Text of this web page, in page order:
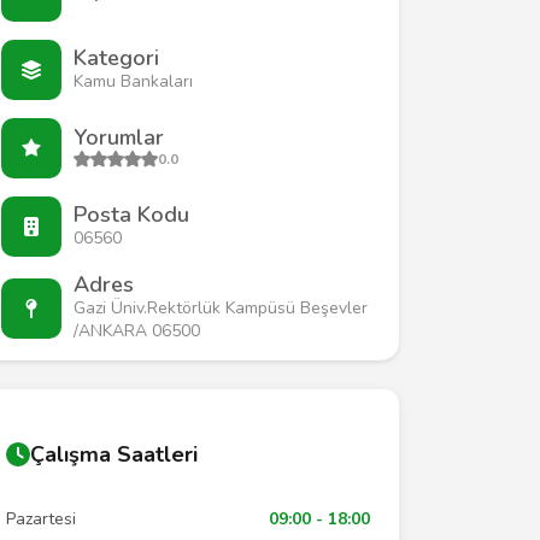
Kategori
Kamu Bankaları
Yorumlar
0.0
Posta Kodu
06560
Adres
Gazi Üniv.Rektörlük Kampüsü Beşevler
/ANKARA 06500
Çalışma Saatleri
Pazartesi 09:00 - 18:00